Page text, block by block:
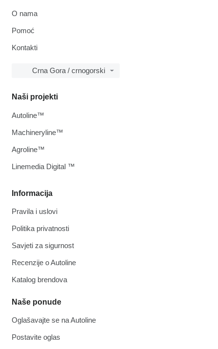
O nama
Pomoć
Kontakti
Crna Gora / crnogorski
Informacija
Pravila i uslovi
Politika privatnosti
Savjeti za sigurnost
Recenzije o Autoline
Katalog brendova
Naše ponude
Oglašavajte se na Autoline
Postavite oglas
Naši projekti
Autoline™
Machineryline™
Agroline™
Linemedia Digital ™